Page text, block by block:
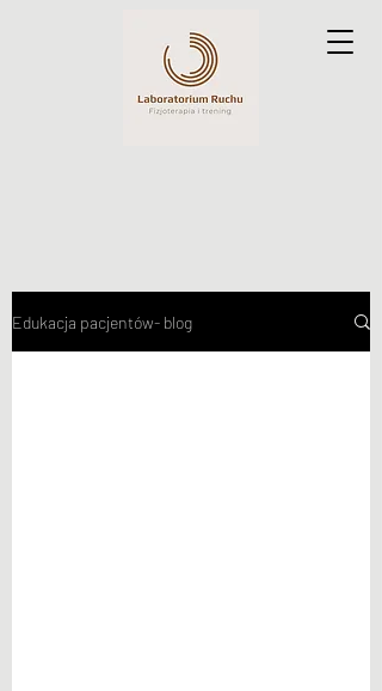
Edukacja pacjentów- blog